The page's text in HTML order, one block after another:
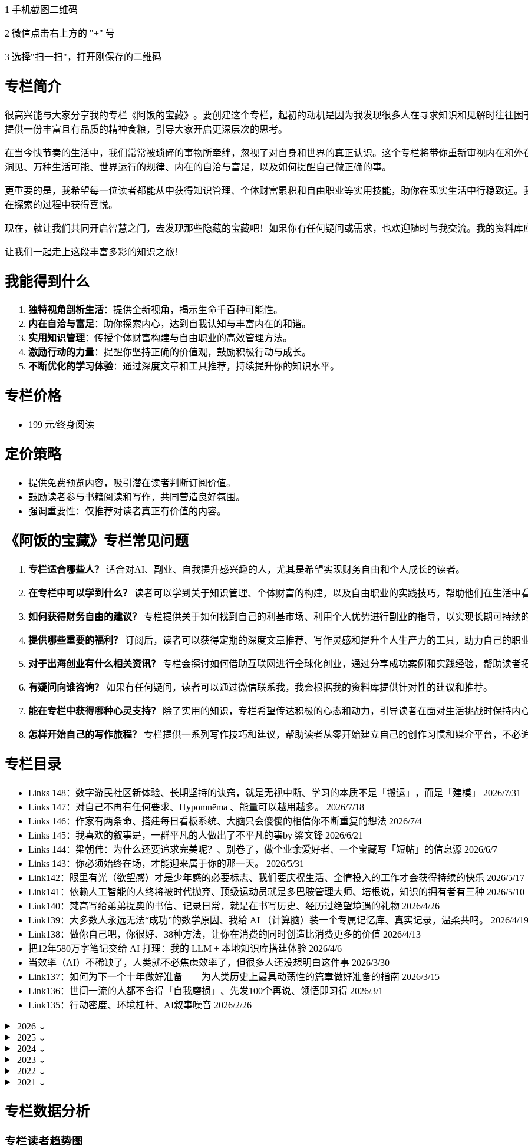
1 手机截图二维码
2 微信点击右上方的 "+" 号
3 选择"扫一扫"，打开刚保存的二维码
专栏简介
很高兴能与大家分享我的专栏《阿饭的宝藏》。要创建这个专栏，起初的动机是因为我发现很多人在寻求知识和见解时往往
提供一份丰富且有品质的精神食粮，引导大家开启更深层次的思考。
在当今快节奏的生活中，我们常常被琐碎的事物所牵绊，忽视了对自身和世界的真正认识。这个专栏将带你重新审视内在和
洞见、万种生活可能、世界运行的规律、内在的自洽与富足，以及如何提醒自己做正确的事。
更重要的是，我希望每一位读者都能从中获得知识管理、个体财富累积和自由职业等实用技能，助你在现实生活中行稳致远
在探索的过程中获得喜悦。
现在，就让我们共同开启智慧之门，去发现那些隐藏的宝藏吧！如果你有任何疑问或需求，也欢迎随时与我交流。我的资料库
让我们一起走上这段丰富多彩的知识之旅！
我能得到什么
独特视角剖析生活：提供全新视角，揭示生命千百种可能性。
内在自洽与富足：助你探索内心，达到自我认知与丰富内在的和谐。
实用知识管理：传授个体财富构建与自由职业的高效管理方法。
激励行动的力量：提醒你坚持正确的价值观，鼓励积极行动与成长。
不断优化的学习体验：通过深度文章和工具推荐，持续提升你的知识水平。
专栏价格
199 元/终身阅读
定价策略
提供免费预览内容，吸引潜在读者判断订阅价值。
鼓励读者参与书籍阅读和写作，共同营造良好氛围。
强调重要性：仅推荐对读者真正有价值的内容。
《阿饭的宝藏》专栏常见问题
专栏适合哪些人？ 适合对AI、副业、自我提升感兴趣的人，尤其是希望实现财务自由和个人成长的读者。
在专栏中可以学到什么？ 读者可以学到关于知识管理、个体财富的构建，以及自由职业的实践技巧，帮助他们在生活中
如何获得财务自由的建议？ 专栏提供关于如何找到自己的利基市场、利用个人优势进行副业的指导，以实现长期可持续
提供哪些重要的福利？ 订阅后，读者可以获得定期的深度文章推荐、写作灵感和提升个人生产力的工具，助力自己的职
对于出海创业有什么相关资讯？ 专栏会探讨如何借助互联网进行全球化创业，通过分享成功案例和实践经验，帮助读者
有疑问向谁咨询？ 如果有任何疑问，读者可以通过微信联系我，我会根据我的资料库提供针对性的建议和推荐。
能在专栏中获得哪种心灵支持？ 除了实用的知识，专栏希望传达积极的心态和动力，引导读者在面对生活挑战时保持内
怎样开始自己的写作旅程？ 专栏提供一系列写作技巧和建议，帮助读者从零开始建立自己的创作习惯和媒介平台，不必
专栏目录
Links 148：数字游民社区新体验、长期坚持的诀窍，就是无视中断、学习的本质不是「搬运」，而是「建模」 2026/7/31
Links 147：对自己不再有任何要求、Hypomnēma 、能量可以越用越多。 2026/7/18
Links 146：作家有两条命、搭建每日看板系统、大脑只会傻傻的相信你不断重复的想法 2026/7/4
Links 145：我喜欢的叙事是，一群平凡的人做出了不平凡的事by 梁文锋 2026/6/21
Links 144：梁朝伟：为什么还要追求完美呢？、别卷了，做个业余爱好者、一个宝藏写「短帖」的信息源 2026/6/7
Links 143：你必须始终在场，才能迎来属于你的那一天。 2026/5/31
Link142：眼里有光（欲望感）才是少年感的必要标志、我们要庆祝生活、全情投入的工作才会获得持续的快乐 2026/5/17
Link141：依赖人工智能的人终将被时代抛弃、顶级运动员就是多巴胺管理大师、培根说，知识的拥有者有三种 2026/5/10
Link140：梵高写给弟弟提奥的书信、记录日常，就是在书写历史、经历过绝望境遇的礼物 2026/4/26
Link139：大多数人永远无法“成功”的数学原因、我给 AI （计算脑）装一个专属记忆库、真实记录，温柔共鸣。 2026/4/19
Link138：做你自己吧，你很好、38种方法，让你在消费的同时创造比消费更多的价值 2026/4/13
把12年580万字笔记交给 AI 打理：我的 LLM + 本地知识库搭建体验 2026/4/6
当效率（AI）不稀缺了，人类就不必焦虑效率了，但很多人还没想明白这件事 2026/3/30
Link137：如何为下一个十年做好准备——为人类历史上最具动荡性的篇章做好准备的指南 2026/3/15
Link136：世间一流的人都不舍得「自我磨损」、先发100个再说、领悟即习得 2026/3/1
Link135：行动密度、环境杠杆、AI叙事噪音 2026/2/26
2026 ⌄
2025 ⌄
2024 ⌄
2023 ⌄
2022 ⌄
2021 ⌄
专栏数据分析
专栏读者趋势图